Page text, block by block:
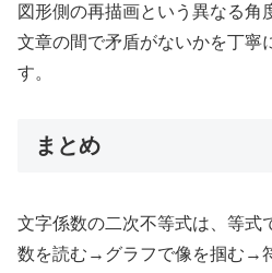
図形側の再描画という異なる角
文章の間で矛盾がないかを丁寧
す。
まとめ
文字係数の二次不等式は、等
数を読む→グラフで像を掴む→